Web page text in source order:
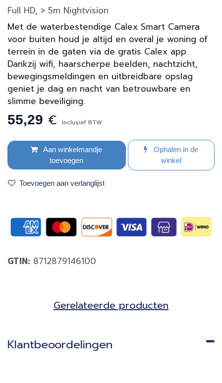
Full HD, > 5m Nightvision
Met de waterbestendige Calex Smart Camera
voor buiten houd je altijd en overal je woning of
terrein in de gaten via de gratis Calex app.
Dankzij wifi, haarscherpe beelden, nachtzicht,
bewegingsmeldingen en uitbreidbare opslag
geniet je dag en nacht van betrouwbare en
slimme beveiliging.
55,29 € Inclusief BTW
Aan winkelmandje
toevoegen
Ophalen in de
winkel
Toevoegen aan verlanglijst
GTIN: 8712879146100
Gerela​teerde producten​
Klantbeoordelingen